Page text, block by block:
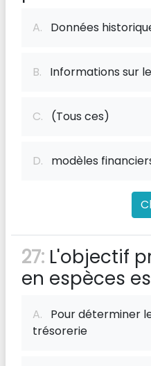
A. Données
B. Informations sur
C. (Tous ces)
D. modèles
27: L'objectif
en espèces
A. Pour déterminer
trésorerie